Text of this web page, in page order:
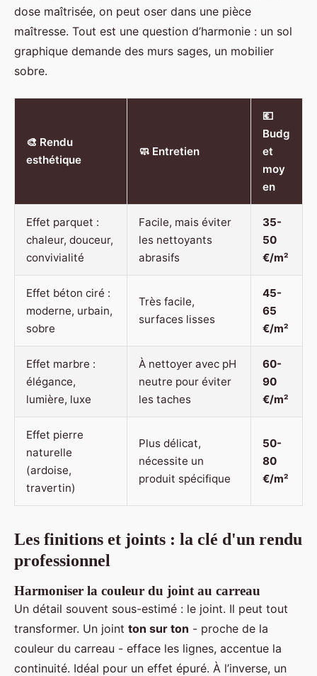
dose maîtrisée, on peut oser dans une pièce
maîtresse. Tout est une question d’harmonie : un sol
graphique demande des murs sages, un mobilier
sobre.
🎨 Rendu
esthétique
🧼 Entretien
💶
Budg
et
moy
en
Effet parquet :
chaleur, douceur,
convivialité
Facile, mais éviter
les nettoyants
abrasifs
35-
50
€/m²
Effet béton ciré :
moderne, urbain,
sobre
Très facile,
surfaces lisses
45-
65
€/m²
Effet marbre :
élégance,
lumière, luxe
À nettoyer avec pH
neutre pour éviter
les taches
60-
90
€/m²
Effet pierre
naturelle
(ardoise,
travertin)
Plus délicat,
nécessite un
produit spécifique
50-
80
€/m²
Les finitions et joints : la clé d'un rendu
professionnel
Harmoniser la couleur du joint au carreau
Un détail souvent sous-estimé : le joint. Il peut tout
transformer. Un joint ton sur ton - proche de la
couleur du carreau - efface les lignes, accentue la
continuité. Idéal pour un effet épuré. À l’inverse, un